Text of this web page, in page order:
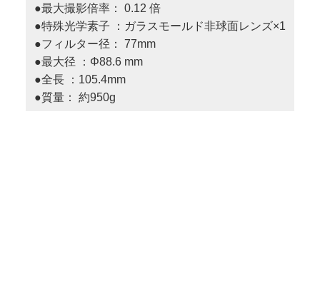
●最大撮影倍率： 0.12 倍
●特殊光学素子 ：ガラスモールド非球面レンズ×1
●フィルター径： 77mm
●最大径 ：Φ88.6 mm
●全長 ：105.4mm
●質量： 約950g